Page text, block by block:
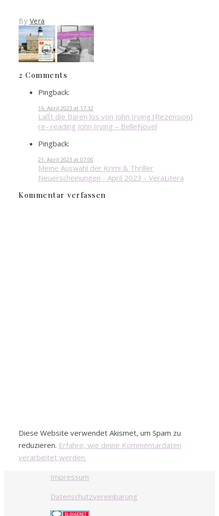
By Vera
2 Comments
Pingback:
16. April 2023 at 17:32
Laßt die Bären los von John Irving [Rezension]
re- reading John Irving – BelleNovel
Pingback:
21. April 2023 at 07:00
Meine Auswahl der Krimi & Thriller
Neuerscheinungen - April 2023 - VeraLitera
Kommentar verfassen
Diese Website verwendet Akismet, um Spam zu
reduzieren. Erfahre, wie deine Kommentardaten
verarbeitet werden.
Impressum
Datenschutzvereinbarung